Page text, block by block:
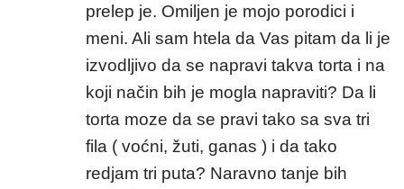
prelep je. Omiljen je mojo porodici i
meni. Ali sam htela da Vas pitam da li je
izvodljivo da se napravi takva torta i na
koji način bih je mogla napraviti? Da li
torta moze da se pravi tako sa sva tri
fila ( voćni, žuti, ganas ) i da tako
redjam tri puta? Naravno tanje bih